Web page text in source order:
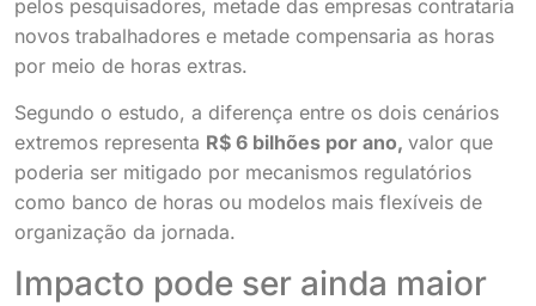
pelos pesquisadores, metade das empresas contrataria
novos trabalhadores e metade compensaria as horas
por meio de horas extras.
Segundo o estudo, a diferença entre os dois cenários
extremos representa R$ 6 bilhões por ano, valor que
poderia ser mitigado por mecanismos regulatórios
como banco de horas ou modelos mais flexíveis de
organização da jornada.
Impacto pode ser ainda maior